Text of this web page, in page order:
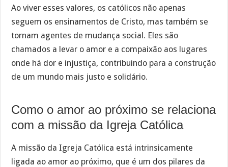
Ao viver esses valores, os católicos não apenas
seguem os ensinamentos de Cristo, mas também se
tornam agentes de mudança social. Eles são
chamados a levar o amor e a compaixão aos lugares
onde há dor e injustiça, contribuindo para a construção
de um mundo mais justo e solidário.
Como o amor ao próximo se relaciona
com a missão da Igreja Católica
A missão da Igreja Católica está intrinsicamente
ligada ao amor ao próximo, que é um dos pilares da